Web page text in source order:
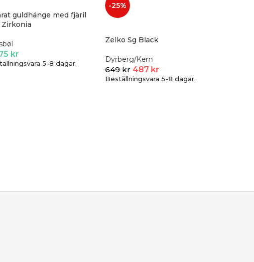
guldhänge med fjäril
kr
5-8 dagar.
-25%
Zelko Sg Black
Dyrberg/Kern
649kr 487 kr
Beställningsvara 5-8 dagar.